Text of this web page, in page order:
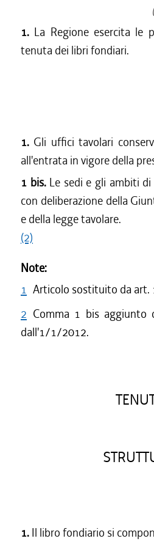
1. La Regione esercita le
tenuta dei libri fondiari.
1. Gli uffici tavolari
all'entrata in vigore della
1 bis. Le sedi e gli ambiti
con deliberazione della
e della legge tavolare.
(2)
Note:
1 Articolo sostituito da art.
2 Comma 1 bis
dall'1/1/2012.
1. Il libro fondiario si